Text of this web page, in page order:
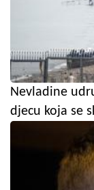
Nevladine
djecu koja se